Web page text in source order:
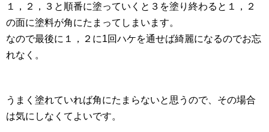
１，２，３と順番に塗っていくと３を塗り終わると１，２
の面に塗料が角にたまってしまいます。
なので最後に１，２に1回ハケを通せば綺麗になるのでお忘
れなく。
うまく塗れていれば角にたまらないと思うので、その場合
は気にしなくてよいです。